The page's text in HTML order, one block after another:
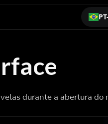
durante a abertura do